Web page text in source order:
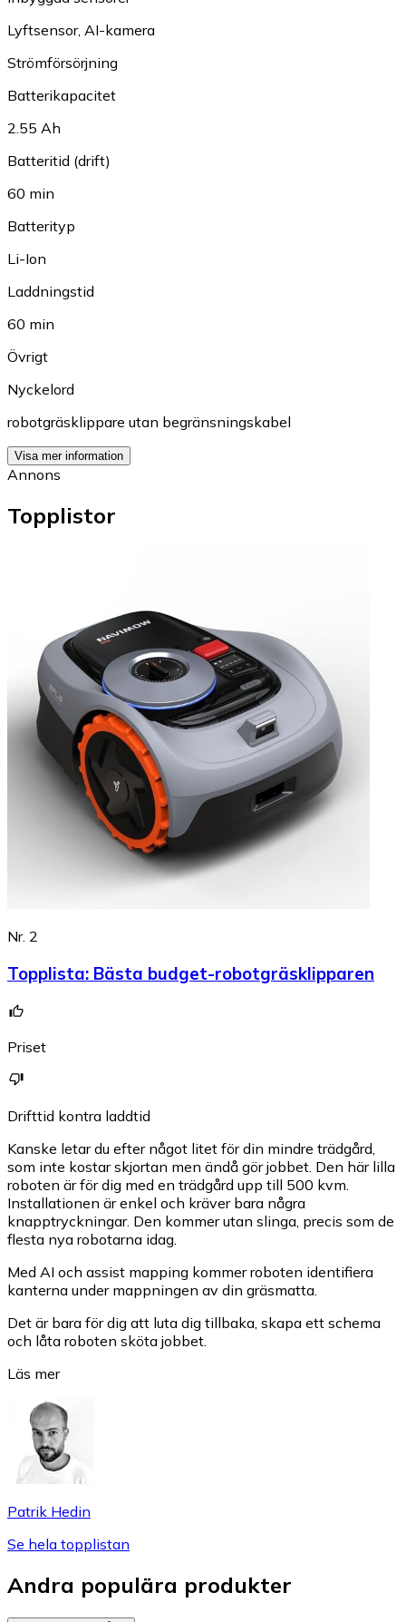
Lyftsensor, AI-kamera
Strömförsörjning
Batterikapacitet
2.55 Ah
Batteritid (drift)
60 min
Batterityp
Li-Ion
Laddningstid
60 min
Övrigt
Nyckelord
robotgräsklippare utan begränsningskabel
Visa mer information
Annons
Topplistor
Nr. 2
Topplista: Bästa budget-robotgräsklipparen
Priset
Drifttid kontra laddtid
Kanske letar du efter något litet för din mindre trädgård,
som inte kostar skjortan men ändå gör jobbet. Den här lilla
roboten är för dig med en trädgård upp till 500 kvm.
Installationen är enkel och kräver bara några
knapptryckningar. Den kommer utan slinga, precis som de
flesta nya robotarna idag.
Med AI och assist mapping kommer roboten identifiera
kanterna under mappningen av din gräsmatta.
Det är bara för dig att luta dig tillbaka, skapa ett schema
och låta roboten sköta jobbet.
Läs mer
Patrik Hedin
Se hela topplistan
Andra populära produkter